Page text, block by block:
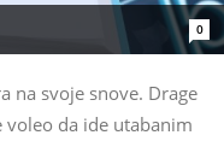
0
na svoje snove. Drage
da ide utabanim